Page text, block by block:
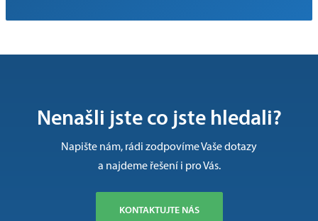
Nenašli jste co jste hledali?
Napište nám, rádi zodpovíme Vaše dotazy
a najdeme řešení i pro Vás.
KONTAKTUJTE NÁS